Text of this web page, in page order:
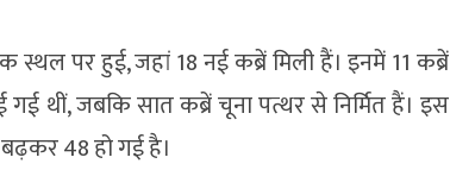
स्थल पर हुई, जहां 18 नई कब्रें मिली हैं। इनमें 11 कब्रें
थीं, जबकि सात कब्रें चूना पत्थर से निर्मित हैं। इस
48 हो गई है।